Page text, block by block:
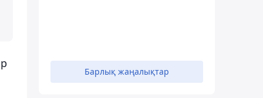
Барлық жаңалықтар